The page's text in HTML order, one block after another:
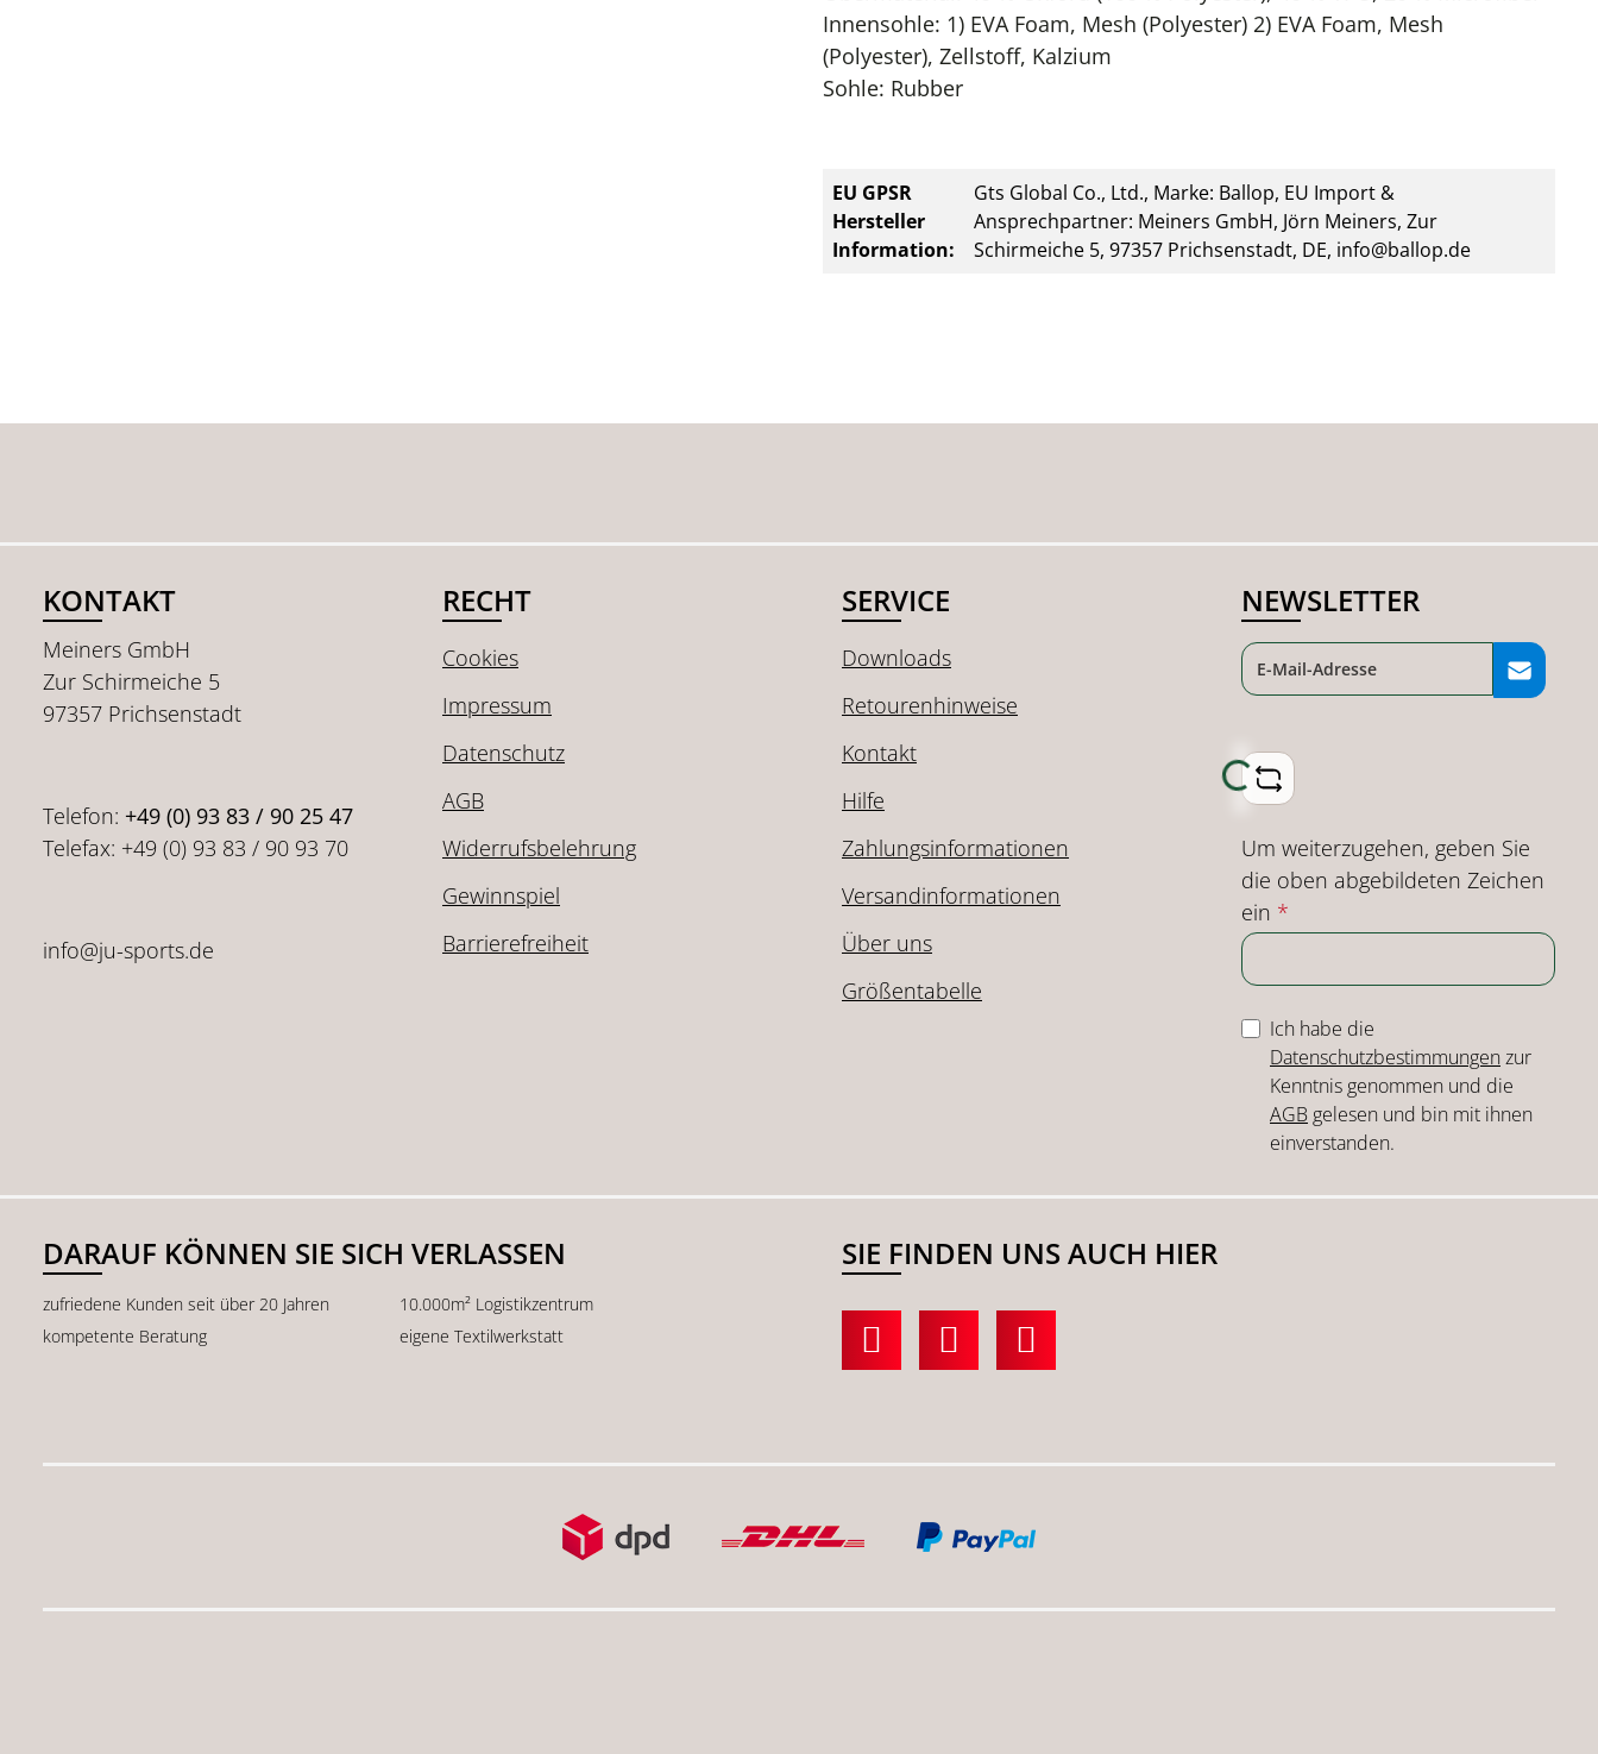
Innensohle: 1) EVA Foam, Mesh (Polyester) 2) EVA Foam, Mesh
(Polyester), Zellstoff, Kalzium
Sohle: Rubber
EU GPSR
Hersteller
Information:
Gts Global Co., Ltd., Marke: Ballop, EU Import &
Ansprechpartner: Meiners GmbH, Jörn Meiners, Zur
Schirmeiche 5, 97357 Prichsenstadt, DE, info@ballop.de
KONTAKT
Meiners GmbH
Zur Schirmeiche 5
97357 Prichsenstadt
Telefon: +49 (0) 93 83 / 90 25 47
Telefax: +49 (0) 93 83 / 90 93 70
info@ju-sports.de
RECHT
Cookies
Impressum
Datenschutz
AGB
Widerrufsbelehrung
Gewinnspiel
Barrierefreiheit
SERVICE
Downloads
Retourenhinweise
Kontakt
Hilfe
Zahlungsinformationen
Versandinformationen
Über uns
Größentabelle
NEWSLETTER
Loading...
Um weiterzugehen, geben Sie
die oben abgebildeten Zeichen
ein *
Ich habe die
Datenschutzbestimmungenzur
Kenntnis genommen und die
AGB gelesen und bin mit ihnen
einverstanden.
DARAUF KÖNNEN SIE SICH VERLASSEN
zufriedene Kunden seit über 20 Jahren
10.000m² Logistikzentrum
kompetente Beratung
eigene Textilwerkstatt
SIE FINDEN UNS AUCH HIER